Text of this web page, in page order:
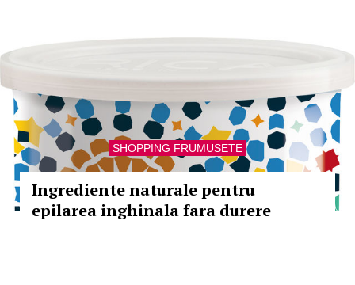
SHOPPING FRUMUSETE
Ingrediente naturale pentru
epilarea inghinala fara durere